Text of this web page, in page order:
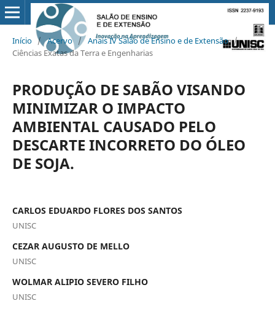
Início / Acervo / Anais IV Salão de Ensino e de Extensão /
Ciências Exatas da Terra e Engenharias
PRODUÇÃO DE SABÃO VISANDO
MINIMIZAR O IMPACTO
AMBIENTAL CAUSADO PELO
DESCARTE INCORRETO DO ÓLEO
DE SOJA.
CARLOS EDUARDO FLORES DOS SANTOS
UNISC
CEZAR AUGUSTO DE MELLO
UNISC
WOLMAR ALIPIO SEVERO FILHO
UNISC